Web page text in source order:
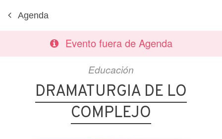
Agenda
Evento fuera de Agenda
Educación
DRAMATURGIA DE LO
COMPLEJO